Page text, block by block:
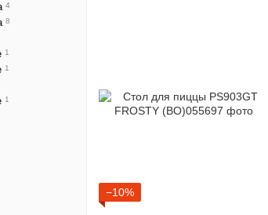
−10%
4
8
1
1
1